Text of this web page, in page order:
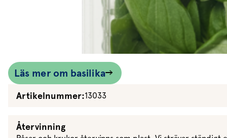
Läs mer om basilika
Artikelnummer:13033
Återvinning